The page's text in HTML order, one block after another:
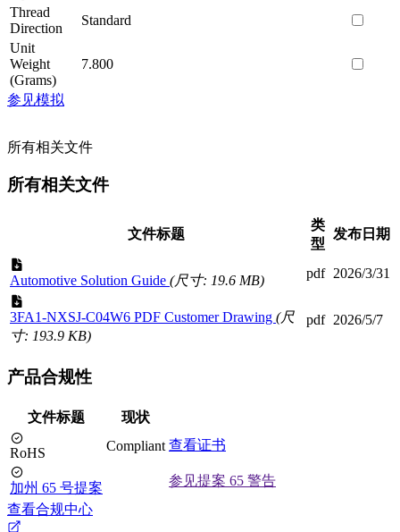
Thread
Direction
Standard
Unit
Weight
(Grams)
7.800
参见模拟
所有相关文件
所有相关文件
文件标题
类
型
发布日期
Automotive Solution Guide (尺寸: 19.6 MB) pdf 2026/3/31
3FA1-NXSJ-C04W6 PDF Customer Drawing (尺
寸: 193.9 KB)
pdf 2026/5/7
产品合规性
文件标题 现状
RoHS Compliant 查看证书
加州 65 号提案
参见提案 65 警告
查看合规中心